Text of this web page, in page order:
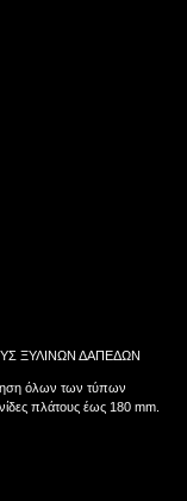
ΞΥΛΙΝΩΝ ΔΑΠΕΔΩΝ
όλων των τύπων
πλάτους έως 180 mm.